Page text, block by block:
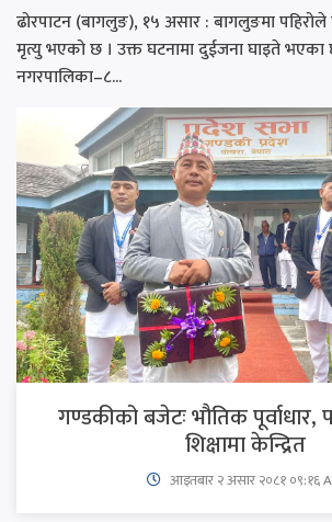
ढोरपाटन (बागलुङ), १५ असार : बागलुङमा
मृत्यु भएको छ । उक्त घटनामा दुईजना घाइते
नगरपालिका–८...
गण्डकीको बजेटः भौतिक पूर्वाधार,
शिक्षामा केन्द्रित
आइतबार​ २ असार २०८१ ०९:१६